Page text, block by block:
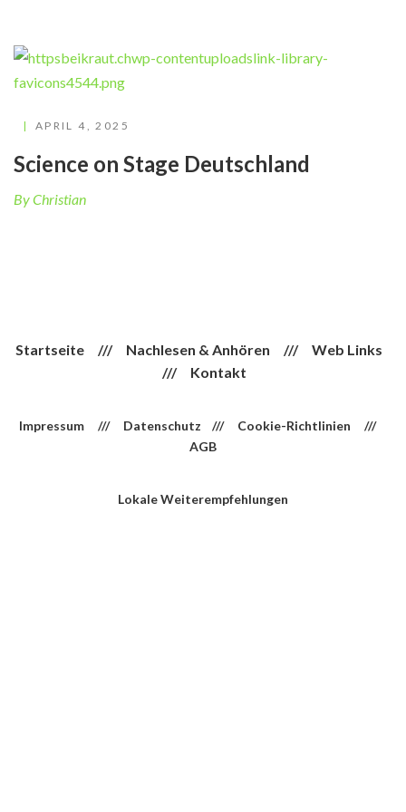
APRIL 4, 2025
Science on Stage Deutschland
By Christian
Startseite /// Nachlesen & Anhören /// Web Links
/// Kontakt
Impressum /// Datenschutz /// Cookie-Richtlinien ///
AGB
Lokale Weiterempfehlungen